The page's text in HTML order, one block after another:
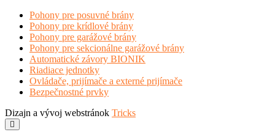
Pohony pre posuvné brány
Pohony pre krídlové brány
Pohony pre garážové brány
Pohony pre sekcionálne garážové brány
Automatické závory BIONIK
Riadiace jednotky
Ovládače, prijímače a externé prijímače
Bezpečnostné prvky
Dizajn a vývoj webstránok Tricks